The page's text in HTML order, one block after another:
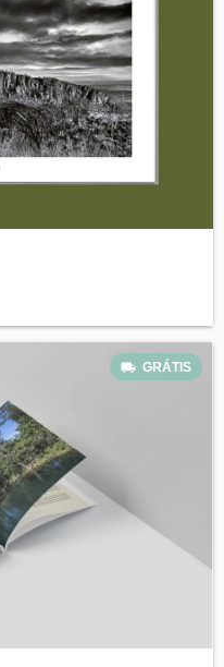
GRÁTIS